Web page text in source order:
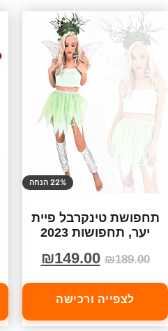
22% הנחה
תחפושת טינקרבל פיית
יער, תחפושות 2023
₪189.00
₪149.00
לצפייה ורכישה